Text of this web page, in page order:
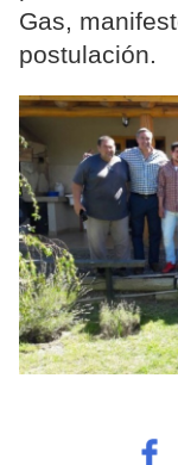
Gas,
postulación.